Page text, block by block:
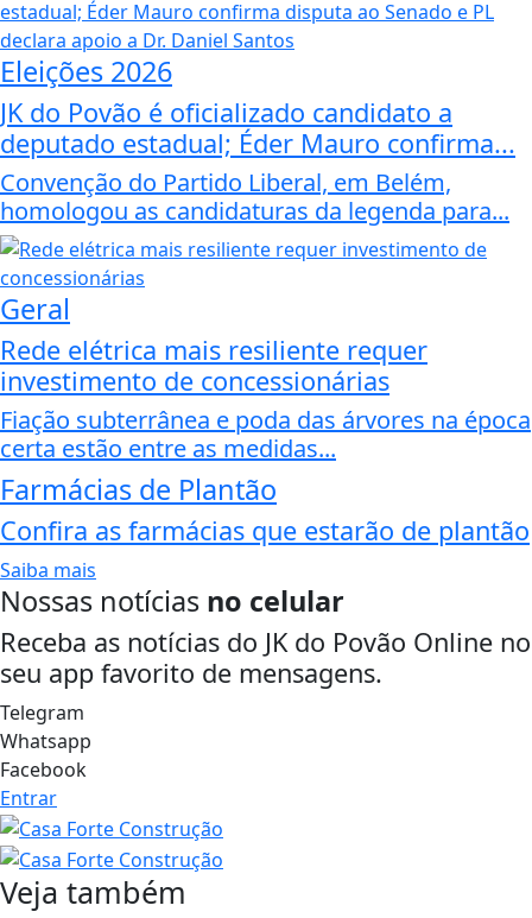
Eleições 2026
JK do Povão é oficializado candidato a
deputado estadual; Éder Mauro confirma...
Convenção do Partido Liberal, em Belém,
homologou as candidaturas da legenda para...
Geral
Rede elétrica mais resiliente requer
investimento de concessionárias
Fiação subterrânea e poda das árvores na época
certa estão entre as medidas...
Farmácias de Plantão
Confira as farmácias que estarão de plantão
Saiba mais
Nossas notícias no celular
Receba as notícias do JK do Povão Online no
seu app favorito de mensagens.
Telegram
Whatsapp
Facebook
Entrar
Veja também